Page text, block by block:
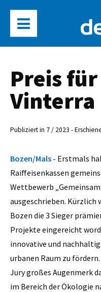
Preis
Vinterra
Publiziert in 7 / 2023 -
Bozen/Mals - Erstmals
Raiffeisenkassen
Wettbewerb
ausgeschrieben. Kürzlich
Bozen die 3 Sieger
Projekte eingereicht
innovative und
urbanen Raum zu
Jury großes Augenmerk
im Bereich der Ökologie